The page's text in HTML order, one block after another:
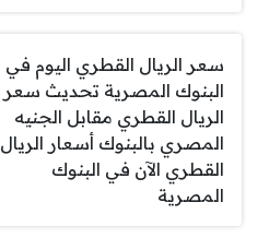
سعر الريال القطري اليوم في
البنوك المصرية تحديث سعر
الريال القطري مقابل الجنيه
المصري بالبنوك أسعار الريال
القطري الآن في البنوك
المصرية